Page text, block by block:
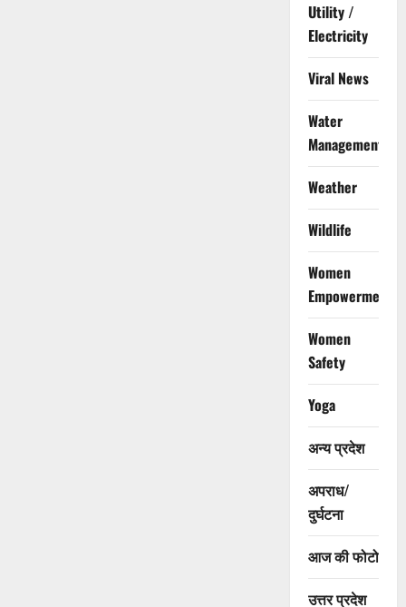
Utility /
Electricity
Viral News
Water
Management
Weather
Wildlife
Women
Empowerment
Women
Safety
Yoga
अन्य प्रदेश
अपराध/
दुर्घटना
आज की फोटो
उत्तर प्रदेश